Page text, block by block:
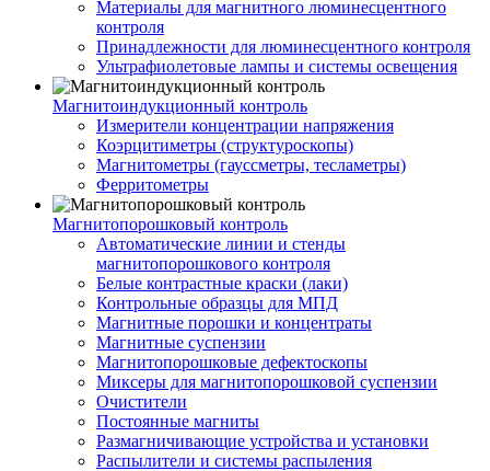
Материалы для магнитного люминесцентного
контроля
Принадлежности для люминесцентного контроля
Ультрафиолетовые лампы и системы освещения
Магнитоиндукционный контроль
Измерители концентрации напряжения
Коэрцитиметры (структуроскопы)
Магнитометры (гауссметры, тесламетры)
Ферритометры
Магнитопорошковый контроль
Автоматические линии и стенды
магнитопорошкового контроля
Белые контрастные краски (лаки)
Контрольные образцы для МПД
Магнитные порошки и концентраты
Магнитные суспензии
Магнитопорошковые дефектоскопы
Миксеры для магнитопорошковой суспензии
Очистители
Постоянные магниты
Размагничивающие устройства и установки
Распылители и системы распыления